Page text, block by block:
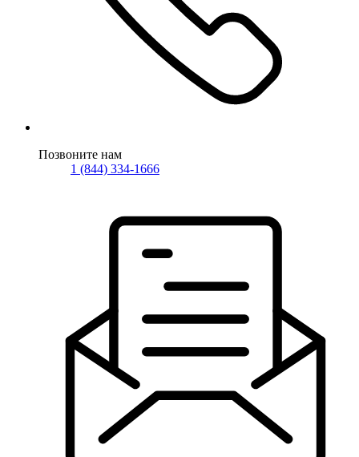
Позвоните нам
1 (844) 334-1666